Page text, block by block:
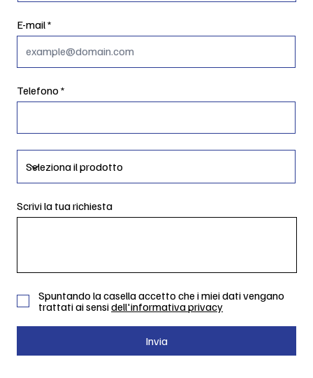
E-mail
Telefono
Scrivi la tua richiesta
Spuntando la casella accetto che i miei dati vengano
trattati ai sensidell'informativa privacy
Invia